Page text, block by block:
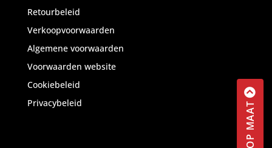
Retourbeleid
Verkoopvoorwaarden
Algemene voorwaarden
Voorwaarden website
Cookiebeleid
Privacybeleid